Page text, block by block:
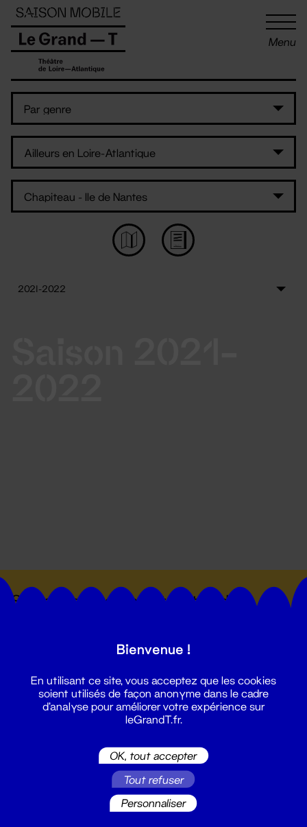
Menu
Suivez toutes les actualités du
Panneau de gestion des cookies
Bienvenue !
En utilisant ce site, vous acceptez que les cookies
soient utilisés de façon anonyme dans le cadre
d'analyse pour améliorer votre expérience sur
leGrandT.fr.
OK, tout accepter
Tout refuser
Personnaliser